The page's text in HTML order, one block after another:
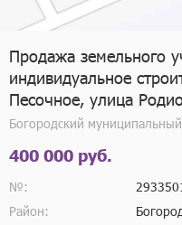
Продажа земельного
индивидуальное
Песочное, улица
Богородский
400 000 руб.
№:
Район: